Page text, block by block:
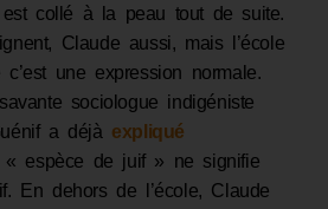
collé à la peau tout de suite.
Claude aussi, mais l’école
une expression normale.
sociologue indigéniste
a déjà expliqué
espèce de juif » ne signifie
En dehors de l’école, Claude